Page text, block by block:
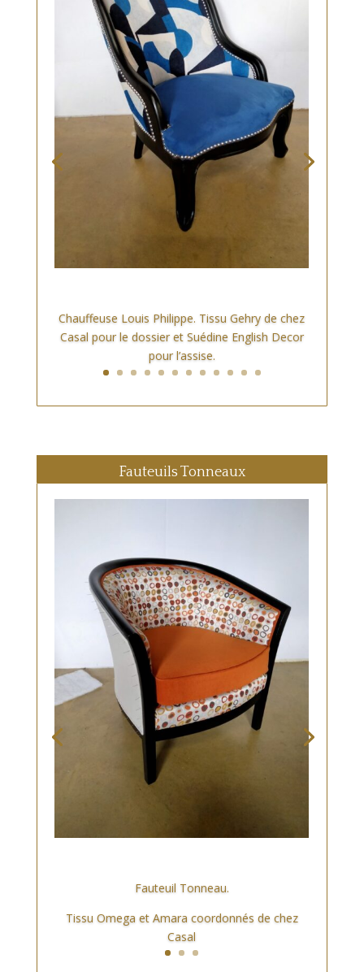
Chauffeuse Louis Philippe. Tissu Gehry de chez
Casal pour le dossier et Suédine English Decor
pour l’assise.
Fauteuils Tonneaux
Fauteuil Tonneau.
Tissu Omega et Amara coordonnés de chez
Casal